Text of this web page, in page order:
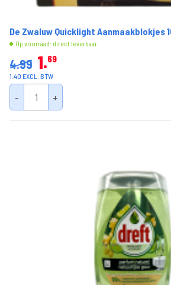
De Zwaluw Quicklight Aanmaakblokjes
Op voorraad: direct leverbaar
4.99 1 69
1.40 EXCL. BTW
- +